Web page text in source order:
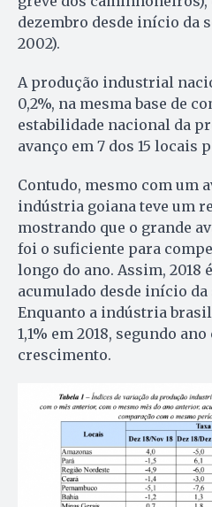
dezembro desde início da
2002).
A produção industrial
0,2%, na mesma base de
estabilidade nacional da
avanço em 7 dos 15 locais
Contudo, mesmo com um
indústria goiana teve um
mostrando que o grande
foi o suficiente para
longo do ano. Assim, 2018
acumulado desde início
Enquanto a indústria
1,1% em 2018, segundo
crescimento.